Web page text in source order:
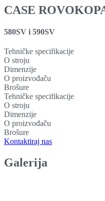
CASE
580SV i 590SV
Tehničke specifikacije
O stroju
Dimenzije
O proizvođaču
Brošure
Tehničke specifikacije
O stroju
Dimenzije
O proizvođaču
Brošure
Kontaktiraj nas
Galerija